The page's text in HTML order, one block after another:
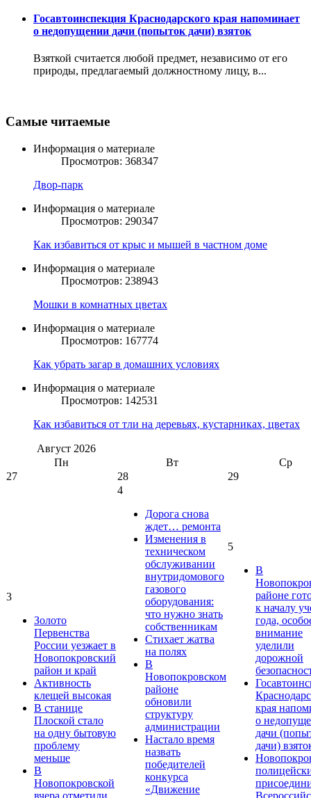
Госавтоинспекция Краснодарского края напоминает
о недопущении дачи (попыток дачи) взяток
Взяткой считается любой предмет, независимо от его
природы, предлагаемый должностному лицу, в...
Самые читаемые
Информация о материале
Просмотров: 368347
Двор-парк
Информация о материале
Просмотров: 290347
Как избавиться от крыс и мышей в частном доме
Информация о материале
Просмотров: 238943
Мошки в комнатных цветах
Информация о материале
Просмотров: 167774
Как убрать загар в домашних условиях
Информация о материале
Просмотров: 142531
Как избавиться от тли на деревьях, кустарниках, цветах
Август 2026
Пн
Вт
Ср
27
28 29
3
Золото
Первенства
России уезжает в
Новопокровский
район и край
Активность
клещей высокая
В станице
Плоской стало
на одну бытовую
проблему
меньше
В
Новопокровской
вчера отметили
4
Дорога снова
ждет… ремонта
Изменения в
техническом
обслуживании
внутридомового
газового
оборудования:
что нужно знать
собственникам
Стихает жатва
на полях
В
Новопокровском
районе
обновили
структуру
администрации
Настало время
назвать
победителей
конкурса
«Движение
5
В
районе
к началу
года,
внимание
уделили
дорожной
края
о
дачи
дачи)